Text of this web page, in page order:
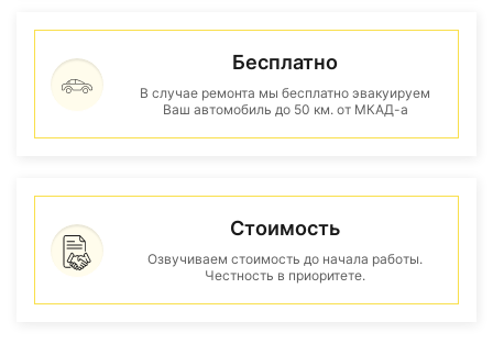
Бесплатно
В случае ремонта мы бесплатно эвакуируем
Ваш автомобиль до 50 км. от МКАД-а
Стоимость
Озвучиваем стоимость до начала работы.
Честность в приоритете.